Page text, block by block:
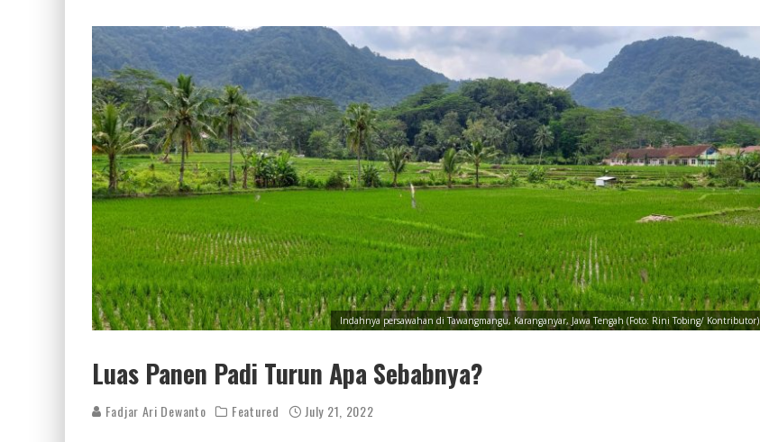
BAKMI PANGSIT AYAM, KULINER LEGENDARIS DI PASAR BARU JAKARTA
Indahnya persawahan di Tawangmangu, Karanganyar, Jawa Tengah (Foto: Rini Tobing/ Kontributor)
Luas Panen Padi Turun Apa Sebabnya?
Fadjar Ari Dewanto Featured July 21, 2022